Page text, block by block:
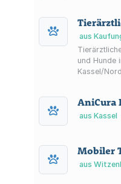
aus
und Hunde
Kassel/
wie
AniCura
aus Kassel
aus